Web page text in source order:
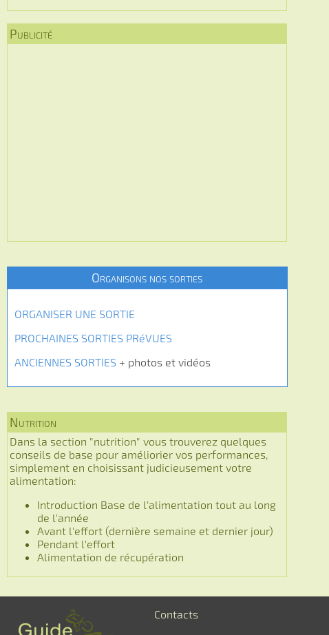
Publicité
Organisons nos sorties
ORGANISER UNE SORTIE
PROCHAINES SORTIES PRéVUES
ANCIENNES SORTIES + photos et vidéos
Nutrition
Dans la section "nutrition" vous trouverez quelques
conseils de base pour améliorier vos performances,
simplement en choisissant judicieusement votre
alimentation:
Introduction Base de l'alimentation tout au long
de l'année
Avant l'effort (dernière semaine et dernier jour)
Pendant l'effort
Alimentation de récupération
Contacts